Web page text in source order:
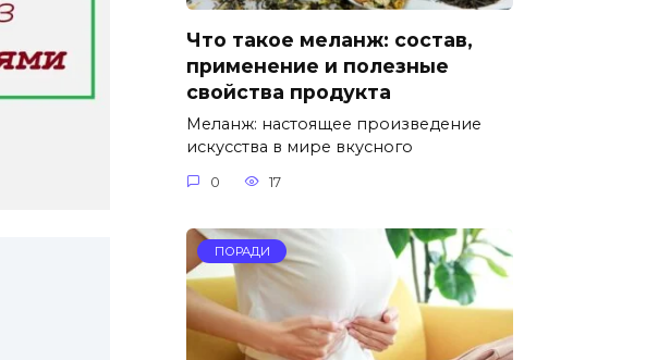
Что такое меланж: состав,
применение и полезные
свойства продукта
Меланж: настоящее произведение
искусства в мире вкусного
0 17
ПОРАДИ